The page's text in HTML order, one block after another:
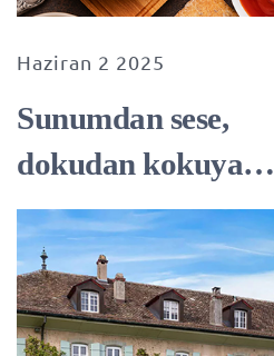
Haziran 2 2025
Sunumdan sese,
dokudan kokuya…